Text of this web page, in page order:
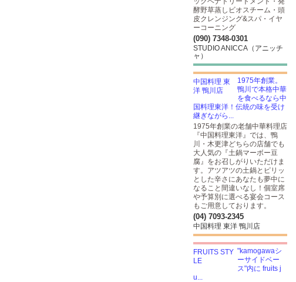
酵野草蒸しビオスチーム・頭
皮クレンジング&スパ・イヤ
ーコーニング
(090) 7348-0301
STUDIO ANICCA（アニッチ
ャ）
1975年創業。
鴨川で本格中華
を食べるなら中
国料理東洋！伝統の味を受け
継ぎながら...
1975年創業の老舗中華料理店
『中国料理東洋』では、鴨
川・木更津どちらの店舗でも
大人気の『土鍋マーボー豆
腐』をお召しがりいただけま
す。アツアツの土鍋とピリッ
とした辛さにあなたも夢中に
なること間違いなし！個室席
や予算別に選べる宴会コース
もご用意しております。
(04) 7093-2345
中国料理 東洋 鴨川店
"kamogawaシ
ーサイドベー
ス"内に fruits j
u...